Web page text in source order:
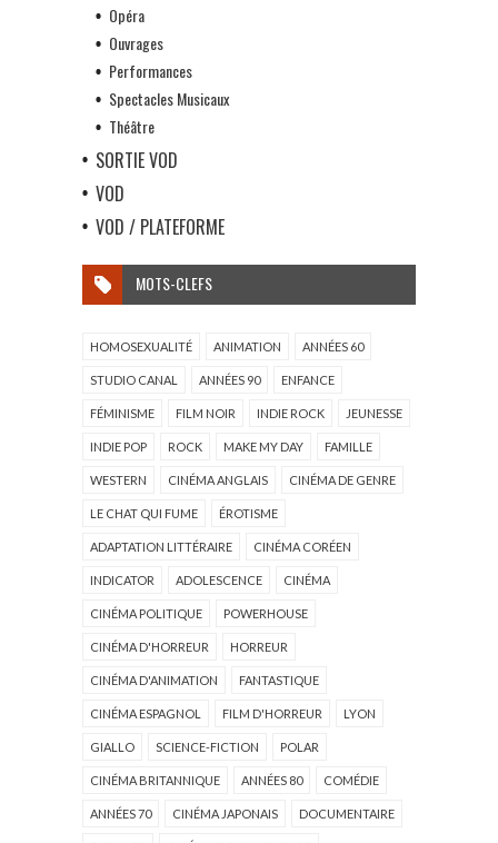
Opéra
Ouvrages
Performances
Spectacles Musicaux
Théâtre
SORTIE VOD
VOD
VOD / PLATEFORME
MOTS-CLEFS
HOMOSEXUALITÉ ANIMATION ANNÉES 60
STUDIO CANAL ANNÉES 90 ENFANCE
FÉMINISME FILM NOIR INDIE ROCK JEUNESSE
INDIE POP ROCK MAKE MY DAY FAMILLE
WESTERN CINÉMA ANGLAIS CINÉMA DE GENRE
LE CHAT QUI FUME ÉROTISME
ADAPTATION LITTÉRAIRE CINÉMA CORÉEN
INDICATOR ADOLESCENCE CINÉMA
CINÉMA POLITIQUE POWERHOUSE
CINÉMA D'HORREUR HORREUR
CINÉMA D'ANIMATION FANTASTIQUE
CINÉMA ESPAGNOL FILM D'HORREUR LYON
GIALLO SCIENCE-FICTION POLAR
CINÉMA BRITANNIQUE ANNÉES 80 COMÉDIE
ANNÉES 70 CINÉMA JAPONAIS DOCUMENTAIRE